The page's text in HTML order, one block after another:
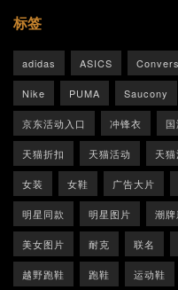
标签
adidas ASICS
Nike PUMA Saucony
京东活动入口 冲锋衣
天猫折扣 天猫活动 天
女装 女鞋 广告大片
明星同款 明星图片 潮
美女图片 耐克 联名
越野跑鞋 跑鞋 运动鞋